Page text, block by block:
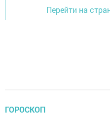
Перейти на
ГОРОСКОП